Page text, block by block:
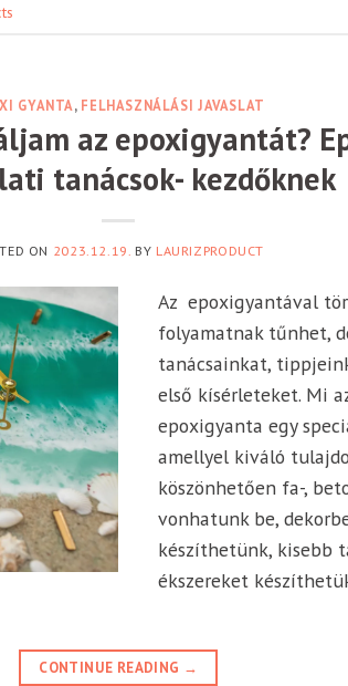
GYANTA, FELHASZNÁLÁSI JAVASLAT
az epoxigyantát?
tanácsok- kezdőknek
ON 2023.12.19. BY LAURIZPRODUCT
Az epoxigyantával
folyamatnak tűnhet,
tanácsainkat,
első kísérleteket. Mi
epoxigyanta egy
amellyel kiváló
köszönhetően fa-,
vonhatunk be,
készíthetünk, kisebb
ékszereket
CONTINUE READING →